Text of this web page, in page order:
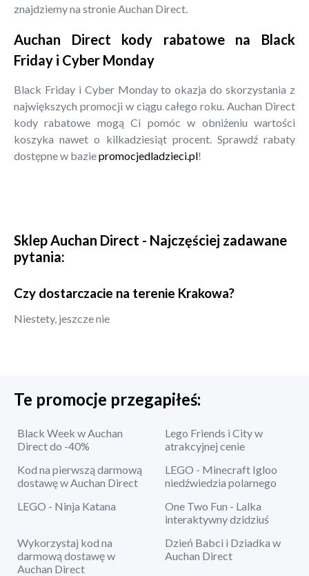
znajdziemy na stronie Auchan Direct.
Auchan Direct kody rabatowe na Black
Friday i Cyber Monday
Black Friday i Cyber Monday to okazja do skorzystania z
największych promocji w ciągu całego roku. Auchan Direct
kody rabatowe mogą Ci pomóc w obniżeniu wartości
koszyka nawet o kilkadziesiąt procent. Sprawdź rabaty
dostępne w baziepromocjedladzieci.pl!
SklepAuchan Direct - Najczęściej zadawane
pytania:
Czy dostarczacie na terenie Krakowa?
Niestety, jeszcze nie
Te promocje przegapiłeś:
Black Week w Auchan
Direct do -40%
Lego Friends i City w
atrakcyjnej cenie
Kod na pierwszą darmową
dostawę w Auchan Direct
LEGO - Minecraft Igloo
niedźwiedzia polarnego
LEGO - Ninja Katana
One Two Fun - Lalka
interaktywny dzidziuś
Wykorzystaj kod na
darmową dostawę w
Auchan Direct
Dzień Babci i Dziadka w
Auchan Direct